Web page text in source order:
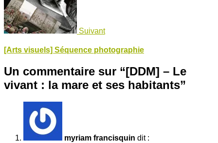
Suivant
[Arts visuels] Séquence photographie
Un commentaire sur “[DDM] – Le
vivant : la mare et ses habitants”
myriam francisquin dit :